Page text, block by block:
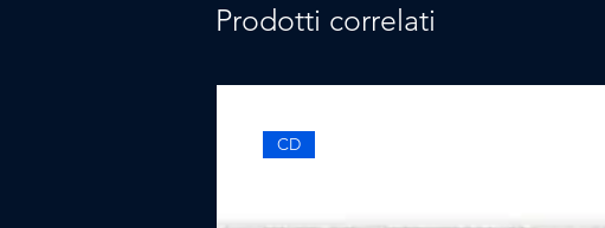
Prodotti correlati
CD